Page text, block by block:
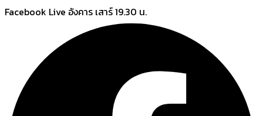
Skip
Facebook Live อังคาร เสาร์ 19.30 น.